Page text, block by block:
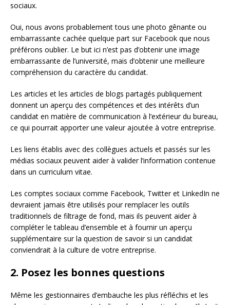
sociaux.
Oui, nous avons probablement tous une photo gênante ou
embarrassante cachée quelque part sur Facebook que nous
préférons oublier. Le but ici n’est pas d’obtenir une image
embarrassante de l’université, mais d’obtenir une meilleure
compréhension du caractère du candidat.
Les articles et les articles de blogs partagés publiquement
donnent un aperçu des compétences et des intérêts d’un
candidat en matière de communication à l’extérieur du bureau,
ce qui pourrait apporter une valeur ajoutée à votre entreprise.
Les liens établis avec des collègues actuels et passés sur les
médias sociaux peuvent aider à valider l’information contenue
dans un curriculum vitae.
Les comptes sociaux comme Facebook, Twitter et LinkedIn ne
devraient jamais être utilisés pour remplacer les outils
traditionnels de filtrage de fond, mais ils peuvent aider à
compléter le tableau d’ensemble et à fournir un aperçu
supplémentaire sur la question de savoir si un candidat
conviendrait à la culture de votre entreprise.
2. Posez les bonnes questions
Même les gestionnaires d’embauche les plus réfléchis et les